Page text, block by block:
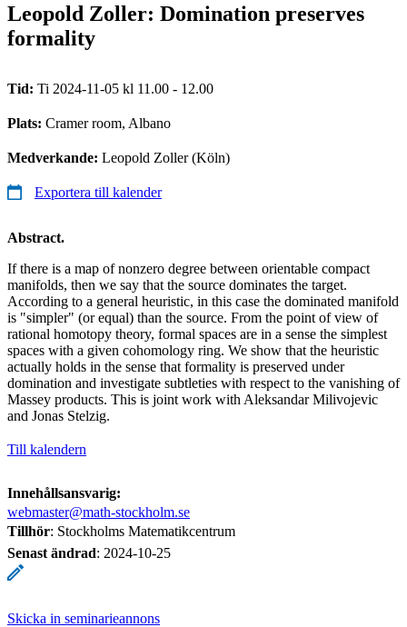
Leopold Zoller: Domination preserves
formality
Tid: Ti 2024-11-05 kl 11.00 - 12.00
Plats: Cramer room, Albano
Medverkande: Leopold Zoller (Köln)
Exportera till kalender
Abstract.
If there is a map of nonzero degree between orientable compact
manifolds, then we say that the source dominates the target.
According to a general heuristic, in this case the dominated manifold
is "simpler" (or equal) than the source. From the point of view of
rational homotopy theory, formal spaces are in a sense the simplest
spaces with a given cohomology ring. We show that the heuristic
actually holds in the sense that formality is preserved under
domination and investigate subtleties with respect to the vanishing of
Massey products. This is joint work with Aleksandar Milivojevic
and Jonas Stelzig.
Till kalendern
Innehållsansvarig:
webmaster@math-stockholm.se
Tillhör: Stockholms Matematikcentrum
Senast ändrad: 2024-10-25
Skicka in seminarieannons